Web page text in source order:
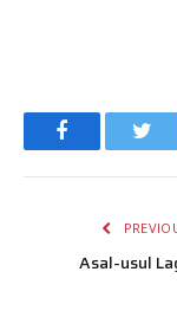
Facebook
Asal-usul